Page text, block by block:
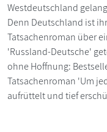
Westdeutschland
Denn Deutschland ist
Tatsachenroman über
'Russland-Deutsche'
ohne Hoffnung:
Tatsachenroman 'Um
aufrüttelt und tief